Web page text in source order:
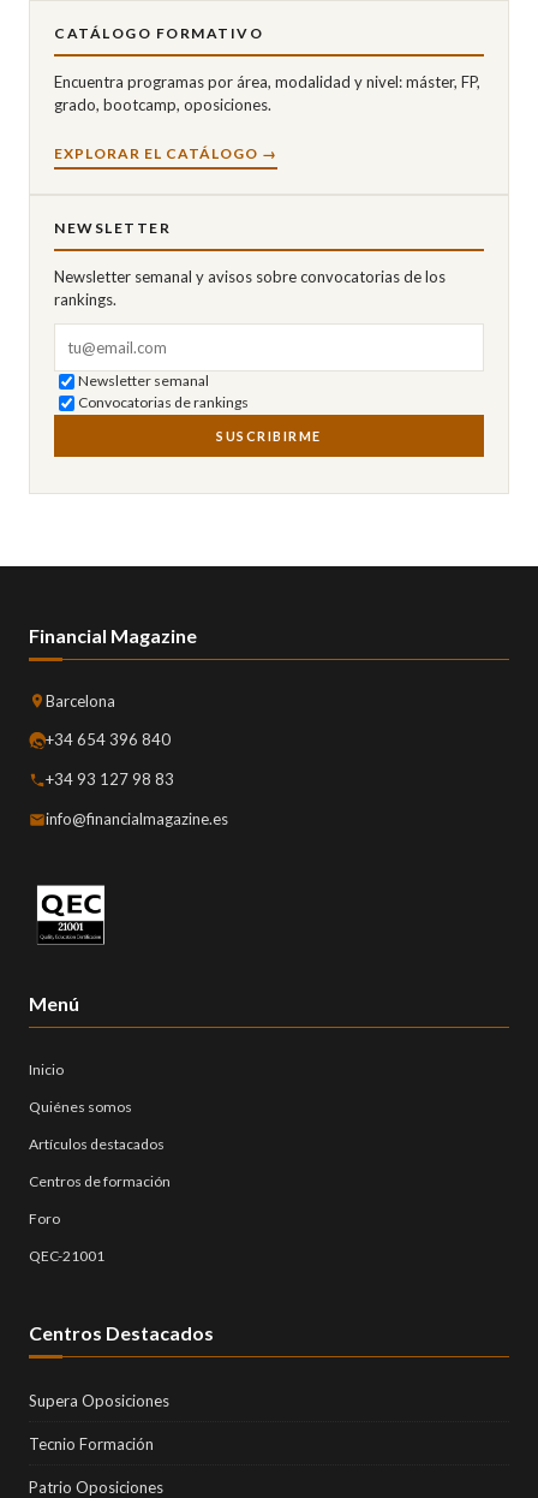
CATÁLOGO FORMATIVO
Encuentra programas por área, modalidad y nivel: máster, FP,
grado, bootcamp, oposiciones.
EXPLORAR EL CATÁLOGO →
NEWSLETTER
Newsletter semanal y avisos sobre convocatorias de los
rankings.
Newsletter semanal
Convocatorias de rankings
SUSCRIBIRME
Financial Magazine
Barcelona
+34 654 396 840
+34 93 127 98 83
info@financialmagazine.es
Menú
Inicio
Quiénes somos
Artículos destacados
Centros de formación
Foro
QEC-21001
Centros Destacados
Supera Oposiciones
Tecnio Formación
Patrio Oposiciones